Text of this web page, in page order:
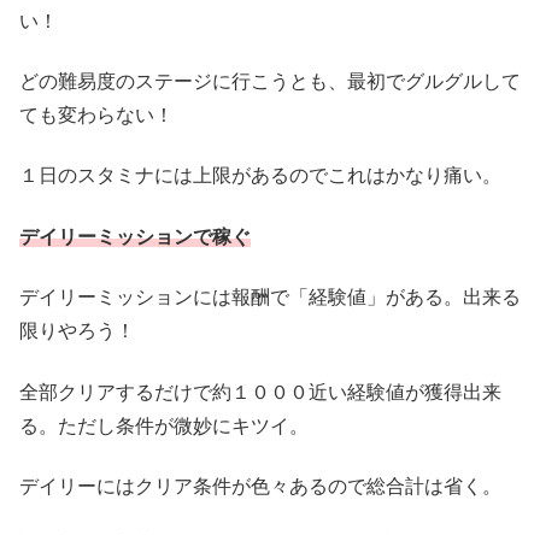
い！
どの難易度のステージに行こうとも、最初でグルグルして
ても変わらない！
１日のスタミナには上限があるのでこれはかなり痛い。
デイリーミッションで稼ぐ
デイリーミッションには報酬で「経験値」がある。出来る
限りやろう！
全部クリアするだけで約１０００近い経験値が獲得出来
る。ただし条件が微妙にキツイ。
デイリーにはクリア条件が色々あるので総合計は省く。